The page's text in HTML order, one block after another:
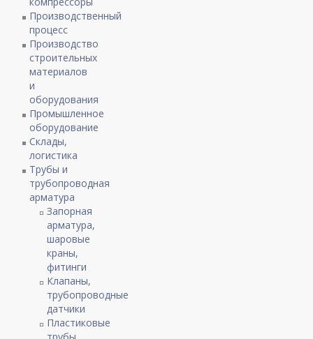
Производственный
процесс
Производство
строительных
материалов
и
оборудования
Промышленное
оборудование
Склады,
логистика
Трубы и
трубопроводная
арматура
Запорная
арматура,
шаровые
краны,
фитинги
Клапаны,
трубопроводные
датчики
Пластиковые